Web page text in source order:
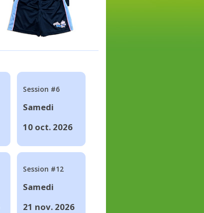
Session #6
Samedi
10 oct. 2026
Session #12
Samedi
21 nov. 2026